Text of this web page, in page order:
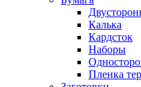
Калька
Кардсток
Наборы
Пленка